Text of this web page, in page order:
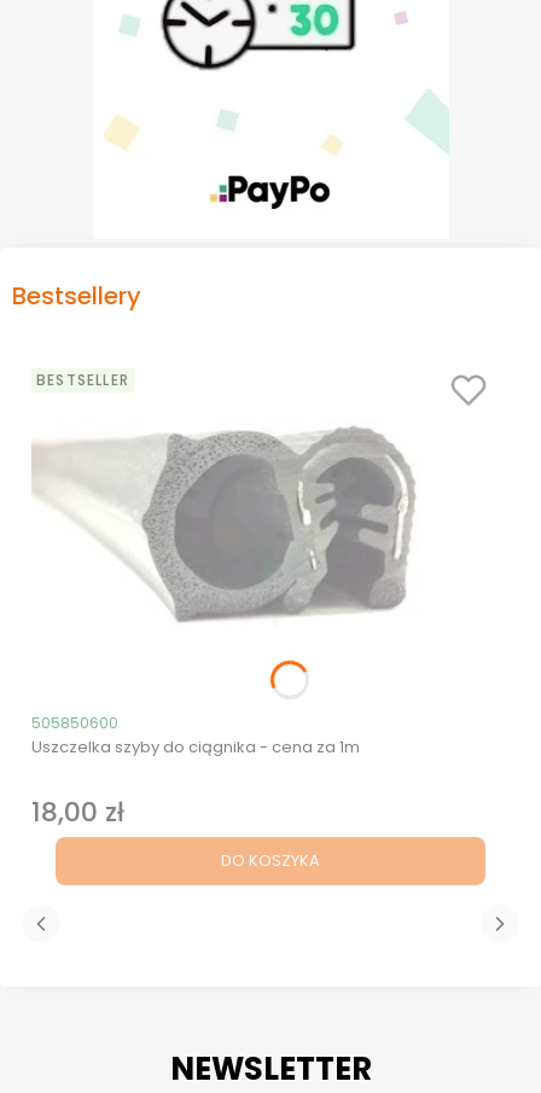
Bestsellery
BESTSELLER
Kod produktu
505850600
Uszczelka szyby do ciągnika - cena za 1m
Cena
18,00 zł
DO KOSZYKA
NEWSLETTER